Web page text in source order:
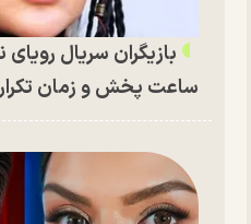
بازیگران سریال
ساعت پخش و زمان